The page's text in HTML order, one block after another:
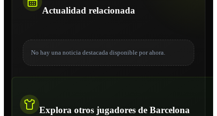
Actualidad relacionada
No hay una noticia destacada disponible por ahora.
Explora otros jugadores de Barcelona